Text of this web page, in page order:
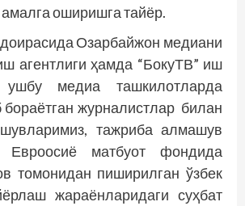
оширишга тайёр.
Озарбайжон медиани
агентлиги ҳамда “БокуТВ” иш
ушбу медиа ташкилотларда
журналистлар билан
тажриба алмашув
Евроосиё матбуот фондида
томонидан пиширилган ўзбек
жараёнларидаги суҳбат